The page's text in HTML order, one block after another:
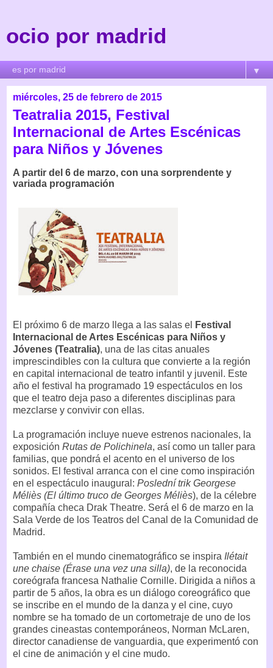
ocio por madrid
▼
miércoles, 25 de febrero de 2015
Teatralia 2015, Festival
Internacional de Artes Escénicas
para Niños y Jóvenes
A partir del 6 de marzo, con una sorprendente y
variada programación
El próximo 6 de marzo llega a las salas el
Festival
Internacional de Artes Escénicas para Niños y
Jóvenes (Teatralia), una de las citas anuales
imprescindibles con la cultura que convierte a la región
en capital internacional de teatro infantil y juvenil. Este
año el festival ha programado 19 espectáculos en los
que el teatro deja paso a diferentes disciplinas para
mezclarse y convivir con ellas.
La programación incluye nueve estrenos nacionales, la
exposición Rutas de Polichinela, así como un taller para
familias, que pondrá el acento en el universo de los
sonidos. El festival arranca con el cine como inspiración
en el espectáculo inaugural: Poslední trik Georgese
Méliès (El último truco de Georges Méliès), de la célebre
compañía checa Drak Theatre. Será el 6 de marzo en la
Sala Verde de los Teatros del Canal de la Comunidad de
Madrid.
También en el mundo cinematográfico se inspira Ilétait
une chaise (Érase una vez una silla), de la reconocida
coreógrafa francesa Nathalie Cornille. Dirigida a niños a
partir de 5 años, la obra es un diálogo coreográfico que
se inscribe en el mundo de la danza y el cine, cuyo
nombre se ha tomado de un cortometraje de uno de los
grandes cineastas contemporáneos, Norman McLaren,
director canadiense de vanguardia, que experimentó con
el cine de animación y el cine mudo.